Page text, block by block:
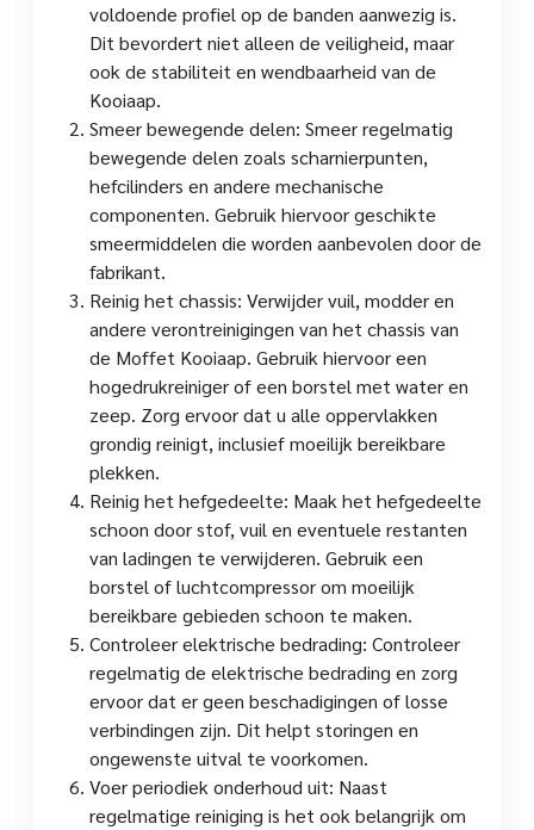
voldoende profiel op de banden aanwezig is.
Dit bevordert niet alleen de veiligheid, maar
ook de stabiliteit en wendbaarheid van de
Kooiaap.
Smeer bewegende delen: Smeer regelmatig
bewegende delen zoals scharnierpunten,
hefcilinders en andere mechanische
componenten. Gebruik hiervoor geschikte
smeermiddelen die worden aanbevolen door de
fabrikant.
Reinig het chassis: Verwijder vuil, modder en
andere verontreinigingen van het chassis van
de Moffet Kooiaap. Gebruik hiervoor een
hogedrukreiniger of een borstel met water en
zeep. Zorg ervoor dat u alle oppervlakken
grondig reinigt, inclusief moeilijk bereikbare
plekken.
Reinig het hefgedeelte: Maak het hefgedeelte
schoon door stof, vuil en eventuele restanten
van ladingen te verwijderen. Gebruik een
borstel of luchtcompressor om moeilijk
bereikbare gebieden schoon te maken.
Controleer elektrische bedrading: Controleer
regelmatig de elektrische bedrading en zorg
ervoor dat er geen beschadigingen of losse
verbindingen zijn. Dit helpt storingen en
ongewenste uitval te voorkomen.
Voer periodiek onderhoud uit: Naast
regelmatige reiniging is het ook belangrijk om